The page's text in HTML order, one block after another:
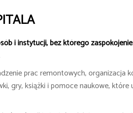
i instytucji, bez którego
prac remontowych, organizacja
gry, książki i pomoce naukowe, które